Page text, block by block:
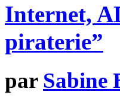
Internet,
piraterie”
par Sabine